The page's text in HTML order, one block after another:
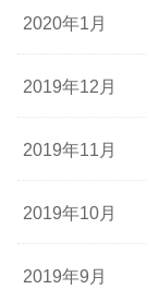
2020年1月
2019年12月
2019年11月
2019年10月
2019年9月